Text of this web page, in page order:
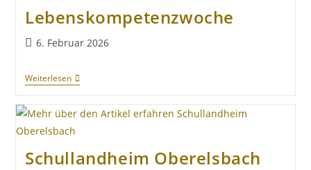
Lebenskompetenzwoche
6. Februar 2026
Weiterlesen
Schullandheim Oberelsbach